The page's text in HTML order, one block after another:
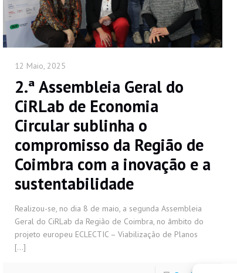
12 Maio, 2025
2.ª Assembleia Geral do
CiRLab de Economia
Circular sublinha o
compromisso da Região de
Coimbra com a inovação e a
sustentabilidade
Realizou-se, no dia 8 de maio, a segunda Assembleia
Geral do CiRLab da Região de Coimbra, no âmbito do
projeto europeu ECLECTIC – Viabilização de Planos
[…]